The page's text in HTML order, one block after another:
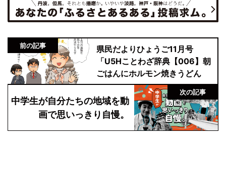
前の記事
県民だよりひょうご11月号
「U5Hことわざ辞典【006】朝
ごはんにホルモン焼きうどん
次の記事
中学生が自分たちの地域を動
画で思いっきり自慢。